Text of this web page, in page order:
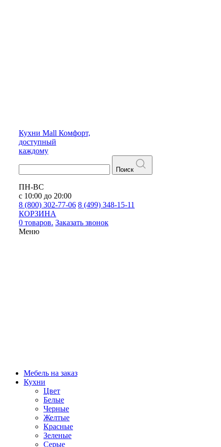
Кухни Mall Комфорт,
доступный
каждому
Поиск
ПН-ВС
с 10:00 до 20:00
8 (800) 302-77-06 8 (499) 348-15-11
КОРЗИНА
0 товаров. Заказать звонок
Меню
Мебель на заказ
Кухни
Цвет
Белые
Черные
Желтые
Красные
Зеленые
Серые